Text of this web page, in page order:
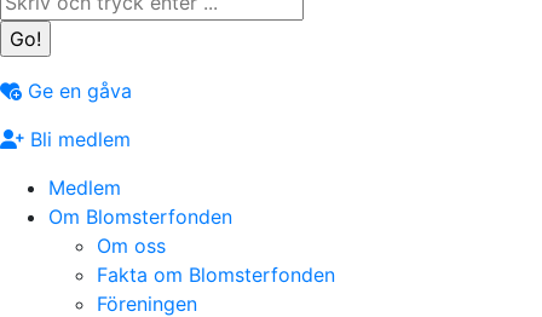
Ge en gåva
Bli medlem
Medlem
Om Blomsterfonden
Om oss
Fakta om Blomsterfonden
Föreningen